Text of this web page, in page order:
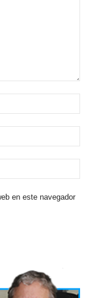
en este navegador